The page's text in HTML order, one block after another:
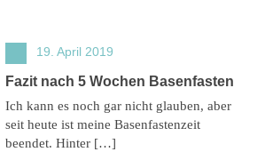
19. April 2019
Fazit nach 5 Wochen Basenfasten
Ich kann es noch gar nicht glauben, aber
seit heute ist meine Basenfastenzeit
beendet. Hinter […]